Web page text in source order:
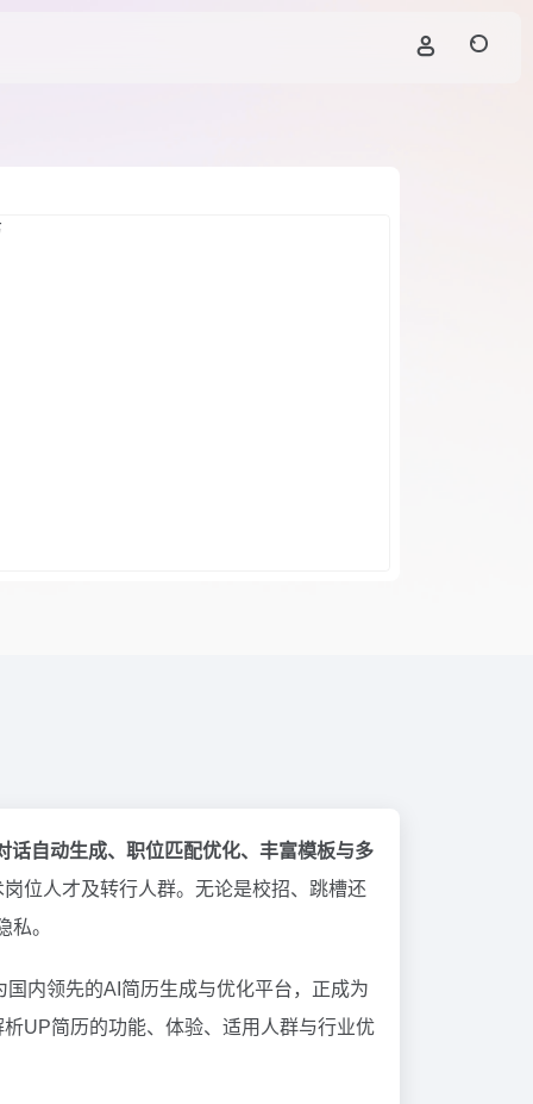
话自动生成、职位匹配优化、丰富模板与多
位人才及转行人群。无论是校招、跳槽还
。
国内领先的AI简历生成与优化平台，正成为
UP简历的功能、体验、适用人群与行业优